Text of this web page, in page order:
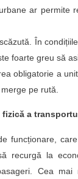
ar permite
În
foarte greu să
obligatorie a
pe rută.
fizică a
funcționare,
recurgă la
Cea